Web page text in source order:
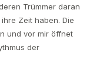
Trümmer daran
Zeit haben. Die
und vor mir öffnet
der